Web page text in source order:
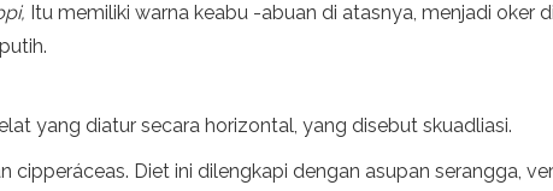
Itu memiliki warna keabu -abuan di atasnya, menjadi oker
yang diatur secara horizontal, yang disebut skuadliasi.
Diet ini dilengkapi dengan asupan serangga,